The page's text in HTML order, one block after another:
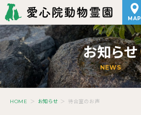
MAP
お知らせ
NEWS
HOME ＞ お知らせ ＞ 待合室のお声